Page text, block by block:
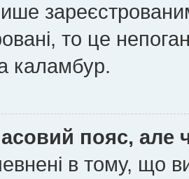
то це
каламбур.
пояс, але
в тому, що